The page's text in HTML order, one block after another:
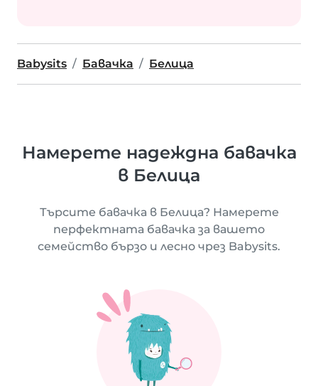
Babysits Бавачка Белица
Намерете надеждна бавачка
в Белица
Търсите бавачка в Белица? Намерете
перфектната бавачка за вашето
семейство бързо и лесно чрез Babysits.